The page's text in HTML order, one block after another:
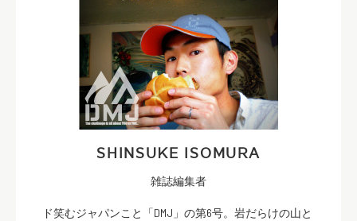
SHINSUKE ISOMURA
雑誌編集者
ド笑むジャパンこと「DMJ」の第6号。岩だらけの山と